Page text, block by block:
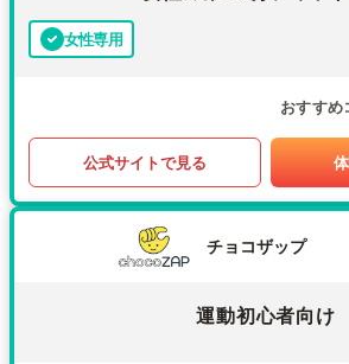
女性専用
おすすめ
公式サイトで見る
チョコザップ
運動初心者向け